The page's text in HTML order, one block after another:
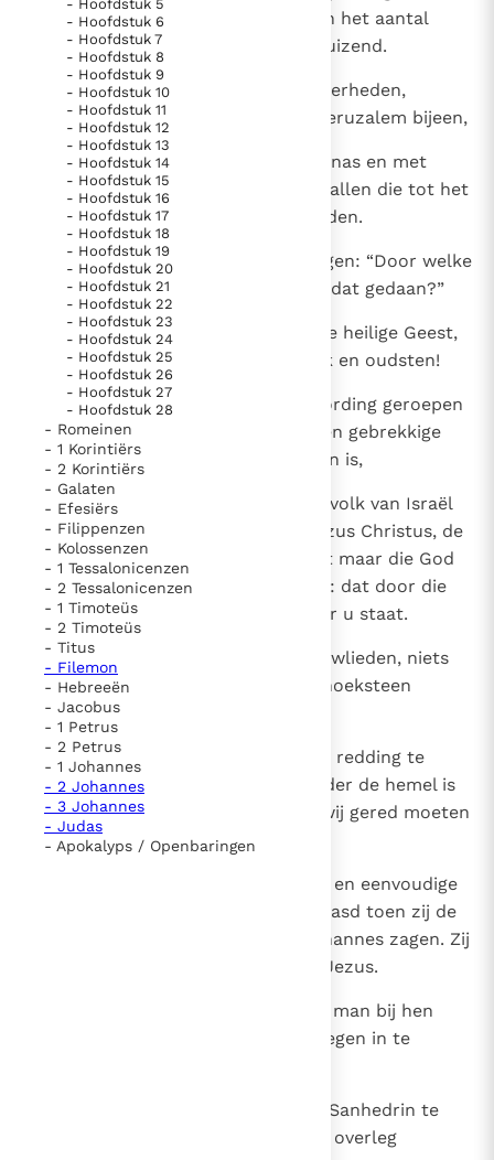
Berichten
Paus naar Pavia om o.a. H. Augustinus te eren
Het Vaticaan publiceert een nieuwe Latijnse uitgave
van het Romeins martyrologium
Vaticaanse financiële waakhond verliest autonomie
Paus spreekt het Wereldvoedselprogramma toe
Paus Leo XIV in Pavia: "De stad is zowel een gave als
een taak"
RK Documenten stelt heel veel belangrijke
kerkelijke documenten van de Rooms
Katholieke Kerk in het Nederlands beschikbaar
en is volledig afhankelijk van donaties.
Ik help mee!
- Hoofdstuk 5
- Hoofdstuk 6
- Hoofdstuk 7
- Hoofdstuk 8
- Hoofdstuk 9
- Hoofdstuk 10
- Hoofdstuk 11
- Hoofdstuk 12
- Hoofdstuk 13
- Hoofdstuk 14
- Hoofdstuk 15
- Hoofdstuk 16
- Hoofdstuk 17
- Hoofdstuk 18
- Hoofdstuk 19
- Hoofdstuk 20
- Hoofdstuk 21
- Hoofdstuk 22
- Hoofdstuk 23
- Hoofdstuk 24
- Hoofdstuk 25
- Hoofdstuk 26
- Hoofdstuk 27
- Hoofdstuk 28
- Romeinen
- 1 Korintiërs
- 2 Korintiërs
- Galaten
- Efesiërs
- Filippenzen
- Kolossenzen
- 1 Tessalonicenzen
- 2 Tessalonicenzen
- 1 Timoteüs
- 2 Timoteüs
- Titus
- Filemon
- Hebreeën
- Jacobus
- 1 Petrus
- 2 Petrus
- 1 Johannes
- 2 Johannes
- 3 Johannes
- Judas
- Apokalyps / Openbaringen
hadden, namen het geloof aan en het aantal
mannen steeg tot ongeveer vijfduizend.
De volgende dag kwamen hun overheden,
oudsten en schriftgeleerden in Jeruzalem bijeen,
tezamen met de hogepriester Annas en met
Kajafas, Johannes, Alexander en allen die tot het
hogepriesterlijk geslacht behoorden.
Zij lieten hen voorleiden en vroegen: “Door welke
kracht of in welke naam hebt ge dat gedaan?”
Toen sprak Petrus, vervuld van de heilige Geest,
tot hen: “Overheden van het volk en oudsten!
Indien wij vandaag ter verantwoording geroepen
worden voor een weldaad aan een gebrekkige
bewezen, waardoor deze genezen is,
dan moet gij allen en het gehele volk van Israël
weten, dat door de naam van Jezus Christus, de
Nazoreeër, die gij gekruisigd hebt maar die God
uit de doden heeft doen opstaan: dat door die
Naam deze man hier gezond voor u staat.
Hij is de steen die door u, de bouwlieden, niets
waard werd geacht en toch tot hoeksteen
geworden is.
Bij niemand anders is dan ook de redding te
vinden en geen andere Naam onder de hemel is
aan de mensen gegeven waarin wij gered moeten
worden.”
Bemerkend dat het ongeletterde en eenvoudige
mensen waren, stonden zij verbaasd toen zij de
vrijmoedigheid van Petrus en Johannes zagen. Zij
herkenden hen als gezellen van Jezus.
Omdat zij bovendien de genezen man bij hen
zagen staan, wisten zij er niets tegen in te
Nadat zij hun gelast hadden het Sanhedrin te
verlaten, pleegden zij met elkaar overleg